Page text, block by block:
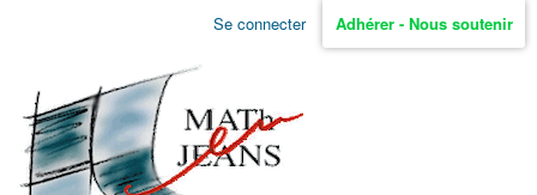
Aller
non
identifié
Se connecter Adhérer - Nous soutenir